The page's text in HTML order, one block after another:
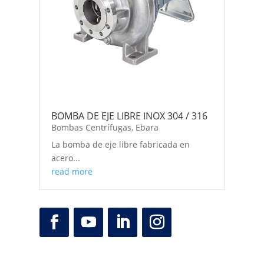
BOMBA DE EJE LIBRE INOX 304 / 316
Bombas Centrífugas, Ebara
La bomba de eje libre fabricada en
acero...
read more